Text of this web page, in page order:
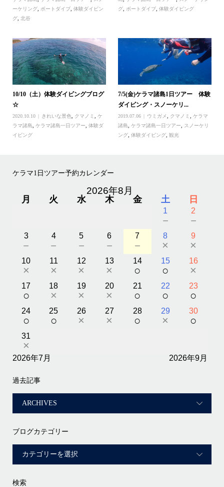
ーケリング, ボートダイブ, 体験ダイビン
グ, 北谷
グ
ボートダイブ ,体験ダイビング
10/10（土）体験ダイビングブログ
☆
2020.10.10 きれいな景色 クマノミ
ケ
ラマ諸島
ケラマ諸島一日ツアー
体験ダ
イビング
7/5(金)ケラマ諸島1日ツアー 体験
ダイビング・スノーケリ...
2019.07.06 ウミガメ クマノミ ,ケラマ
諸島
,ケラマ諸島一日ツアー
スノーケリ
ング ,体験ダイビング ,観光
ケラマ1日ツアー予約カレンダー
2026年8月
月 火 水 木 金 土 日
1
－
2
－
3
－
4
－
5
－
6
－
7
－
8
×
9
×
10
×
11
×
12
×
13
×
14
○
15
○
16
×
17
○
18
×
19
×
20
×
21
○
22
○
23
○
24
○
25
○
26
×
27
×
28
○
29
×
30
○
31
×
2026年7月 2026年9月
過去記事
ブログカテゴリー
検索